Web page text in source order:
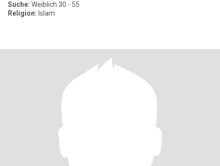
Suche: Weiblich 30 - 55
Religion: Islam